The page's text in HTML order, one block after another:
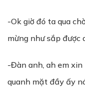
-Ok giờ đó ta qua
mừng như sắp được
-Đàn anh, ah em
quanh mặt đầy ấy